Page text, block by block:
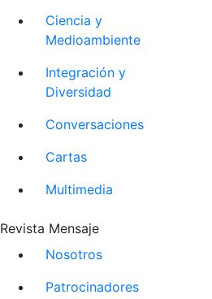
Ciencia y
Medioambiente
Integración y
Diversidad
Conversaciones
Cartas
Multimedia
Revista Mensaje
Nosotros
Patrocinadores